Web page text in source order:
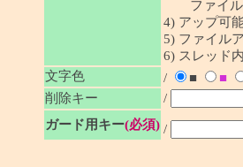
ファイル
4) アップ可
5) ファイル
6) スレッド
文字色
/ ■ ■
削除キー
/
ガード用キー(必須) /